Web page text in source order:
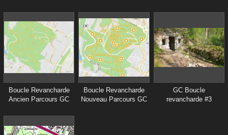
Boucle Revancharde
Ancien Parcours GC
Boucle Revancharde
Nouveau Parcours GC
GC Boucle
revancharde #3